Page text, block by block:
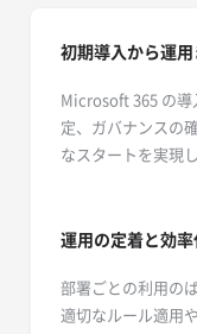
初期導入から運
Microsoft 365 の導
定、ガバナンスの
なスタートを実現し
運用の定着と効
部署ごとの利用の
適切なルール適用